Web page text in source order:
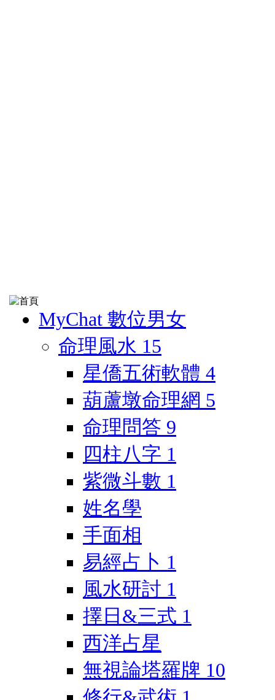
MyChat 數位男女
命理風水 15
星僑五術軟體 4
葫蘆墩命理網 5
命理問答 9
四柱八字 1
紫微斗數 1
姓名學
手面相
易經占卜 1
風水研討 1
擇日&三式 1
西洋占星
無視論塔羅牌 10